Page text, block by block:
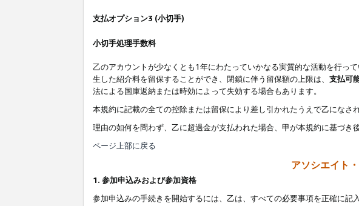
支払オプション3 (小切手)
小切手処理手数料
乙のアカウントが少なくとも1年にわたっていかなる実質的な活動を行っ
生した紹介料を留保することができ、閉鎖に伴う留保額の上限は、 支払可
法による国庫返納または時効によって失効する場合もあります。
本規約に記載の全ての控除または留保により差し引かれたうえで乙になさ
理由の如何を問わず、乙に超過金が支払われた場合、甲が本規約に基づき
ページ上部に戻る
アソシエイト
1. 参加申込みおよび参加資格
参加申込みの手続きを開始するには、乙は、すべての必要事項を正確に